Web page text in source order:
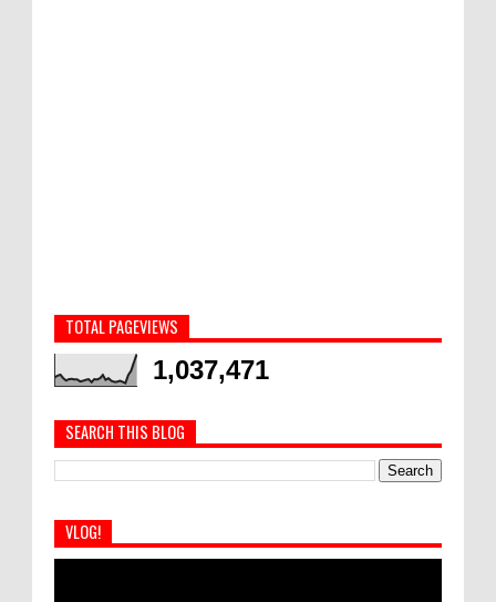
TOTAL PAGEVIEWS
1,037,471
SEARCH THIS BLOG
VLOG!